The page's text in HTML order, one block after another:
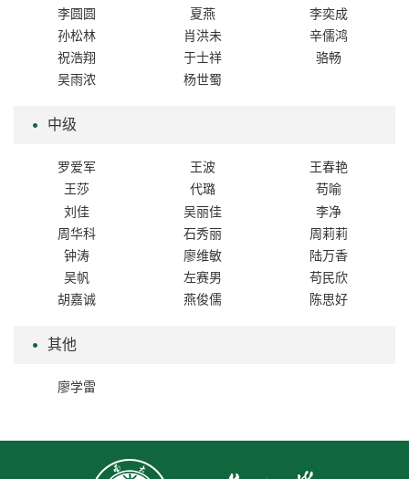
李圆圆
夏燕
李奕成
孙松林
肖洪未
辛儒鸿
祝浩翔
于士祥
骆畅
吴雨浓
杨世蜀
中级
罗爱军 王波
王春艳
王莎
代璐
苟喻
刘佳
吴丽佳
李净
周华科
石秀丽
周莉莉
钟涛
廖维敏
陆万香
吴帆
左赛男
苟民欣
胡嘉诚
燕俊儒 陈思好
其他
廖学雷